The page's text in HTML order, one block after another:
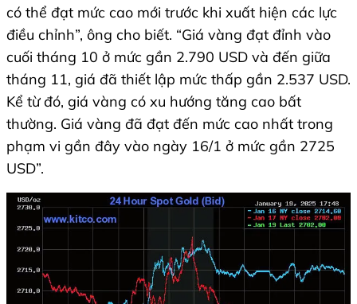
có thể đạt mức cao mới trước khi xuất hiện các lực
điều chỉnh”, ông cho biết. “Giá vàng đạt đỉnh vào
cuối tháng 10 ở mức gần 2.790 USD và đến giữa
tháng 11, giá đã thiết lập mức thấp gần 2.537 USD.
Kể từ đó, giá vàng có xu hướng tăng cao bất
thường. Giá vàng đã đạt đến mức cao nhất trong
phạm vi gần đây vào ngày 16/1 ở mức gần 2725
USD”.